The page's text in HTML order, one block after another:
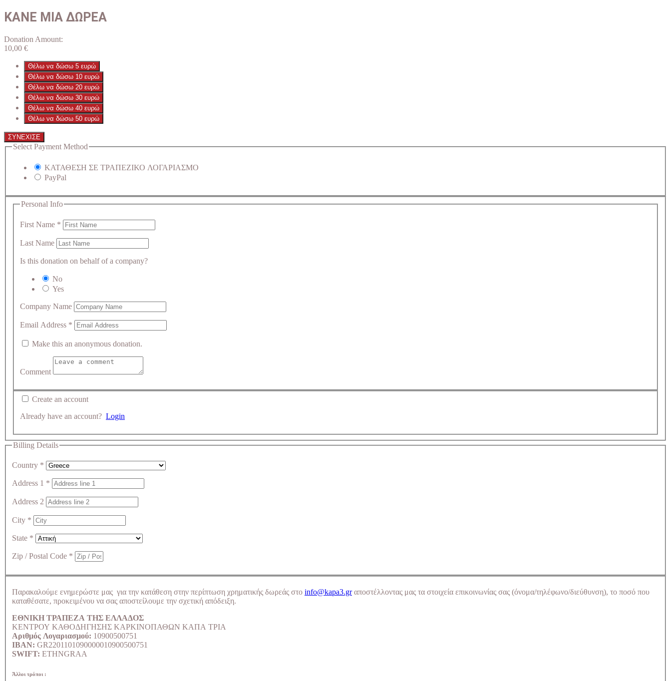
ΚΑΝΕ ΜΙΑ ΔΩΡΕΑ
Donation Amount:
10,00 €
Θέλω να δώσω 5 ευρώ
Θέλω να δώσω 10 ευρώ
Θέλω να δώσω 20 ευρώ
Θέλω να δώσω 30 ευρώ
Θέλω να δώσω 40 ευρώ
Θέλω να δώσω 50 ευρώ
ΣΥΝΕΧΙΣΕ
Select Payment Method
ΚΑΤΑΘΕΣΗ ΣΕ ΤΡΑΠΕΖΙΚΟ ΛΟΓΑΡΙΑΣΜΟ
PayPal
Personal Info
First Name *
Last Name
Is this donation on behalf of a company?
No
Yes
Company Name
Email Address *
Make this an anonymous donation.
Comment
Create an account
Already have an account? Login
Billing Details
Country *
Address 1 *
Address 2
City *
State *
Zip / Postal Code *
Παρακαλούμε ενημερώστε μας για την κατάθεση στην περίπτωση χρηματικής δωρεάς στο info@kapa3.grαποστέλλοντας μας τα στοιχεία επικοινωνίας σας (όνομα/τηλέφωνο/διεύθυνση), το ποσό που
καταθέσατε, προκειμένου να σας αποστείλουμε την σχετική απόδειξη.
ΕΘΝΙΚΗ ΤΡΑΠΕΖΑ ΤΗΣ ΕΛΛΑΔΟΣ
ΚΕΝΤΡΟΥ ΚΑΘΟΔΗΓΗΣΗΣ ΚΑΡΚΙΝΟΠΑΘΩΝ ΚΑΠΑ ΤΡΙΑ
Αριθμός Λογαριασμού: 10900500751
IBAN: GR2201101090000010900500751
SWIFT: ETHNGRAA
Άλλοι τρόποι :